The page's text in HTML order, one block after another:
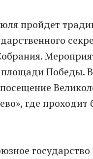
пройдет
Победы.
где проходит